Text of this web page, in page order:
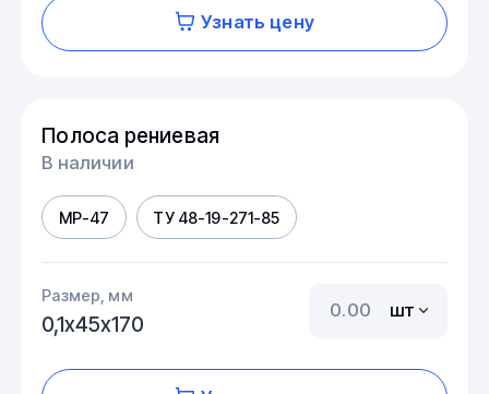
Узнать цену
Полоса рениевая
В наличии
МР-47 ТУ 48-19-271-85
Размер, мм
0,1х45х170
шт